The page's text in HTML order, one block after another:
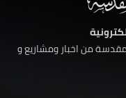
من اخبار ومشاريع و